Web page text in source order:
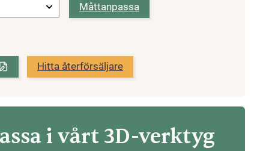
Måttanpassa
Hitta återförsäljare
i vårt 3D-verktyg